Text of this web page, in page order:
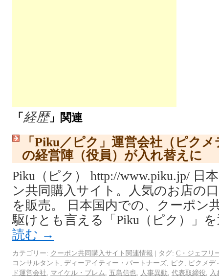
「 経歴」関連
「Piku／ピク」運営会社（ピク
の経営陣（役員）が入れ替えに
Piku（ピク） http://www.piku.jp/ 日
ン共同購入サイト。人気のお店の
を販売。 日本国内での、クーポン
駆けとも言える「Piku（ピク）」
読む →
カテゴリー: クーポン共同購入サイト関連情報 | タグ: C・ジェフリ
コンサルタント
ディーアイティー・パートナーズ ピク
ピクメデ
ド運営会社
マイケル・ブレム 五島信也 人事異動 代表取締役
入